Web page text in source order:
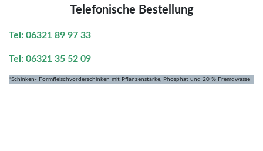
Telefonische Bestellung
Tel: 06321 89 97 33
Tel: 06321 35 52 09
*Schinken- Formfleischvorderschinken mit Pflanzenstärke, Phosphat und 20 % Fremdwasse